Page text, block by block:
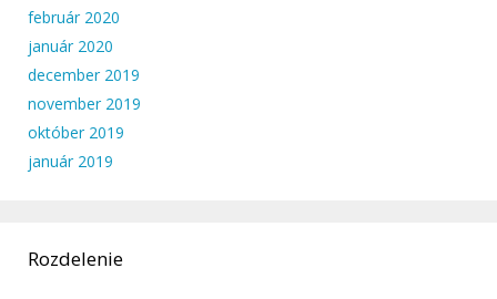
február 2020
január 2020
december 2019
november 2019
október 2019
január 2019
Rozdelenie